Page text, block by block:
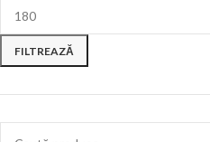
FILTREAZĂ